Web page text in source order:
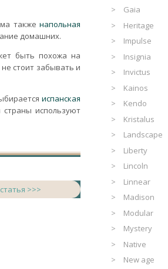
такженапольная
домашних.
быть похожа на
стоит забывать и
испанская
страны используют
>>>
Gaia
Heritage
Impulse
Insignia
Invictus
Kainos
Kendo
Kristalus
Landscape
Liberty
Lincoln
Linnear
Madison
Modular
Mystery
Native
New age